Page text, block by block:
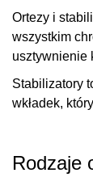
Ortezy i
wszystkim
usztywnienie
Stabilizatory
wkładek,
Rodzaje